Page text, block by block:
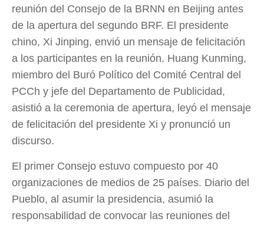
reunión del Consejo de la BRNN en Beijing antes
de la apertura del segundo BRF. El presidente
chino, Xi Jinping, envió un mensaje de felicitación
a los participantes en la reunión. Huang Kunming,
miembro del Buró Político del Comité Central del
PCCh y jefe del Departamento de Publicidad,
asistió a la ceremonia de apertura, leyó el mensaje
de felicitación del presidente Xi y pronunció un
discurso.
El primer Consejo estuvo compuesto por 40
organizaciones de medios de 25 países. Diario del
Pueblo, al asumir la presidencia, asumió la
responsabilidad de convocar las reuniones del